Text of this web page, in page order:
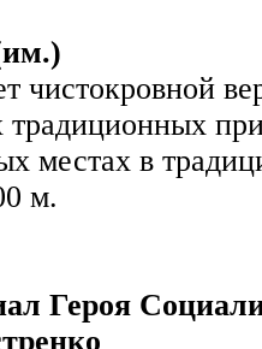
чистокровной
местах в
м.
Героя